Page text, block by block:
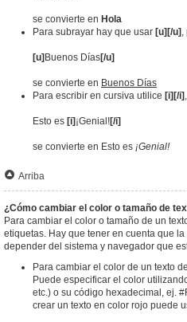
se convierte en Hola
Para subrayar hay que usar [u][/u]
[u]Buenos Días[/u]
se convierte en Buenos Días
Para escribir en cursiva utilice [i][/i]
Esto es [i]¡Genial![/i]
se convierte en Esto es ¡Genial!
Arriba
¿Cómo cambiar el color o tamaño de
Para cambiar el color o tamaño de un
etiquetas. Hay que tener en cuenta que
depender del sistema y navegador que
Para cambiar el color de un texto
Puede especificar el color
etc.) o su código hexadecimal, ej.
crear un texto en color rojo puede